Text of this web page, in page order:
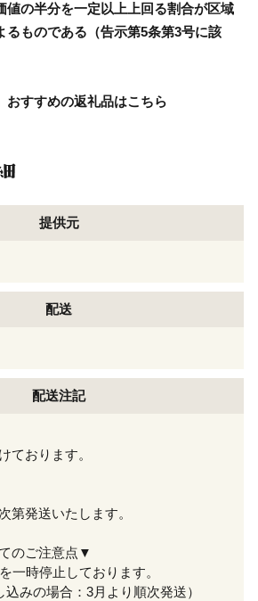
値の半分を一定以上上回る割合が区域
るものである（告示第5条第3号に該
おすすめの返礼品はこちら
提供元
配送
配送注記
ております。
第発送いたします。
のご注意点▼
一時停止しております。
込みの場合：3月より順次発送）